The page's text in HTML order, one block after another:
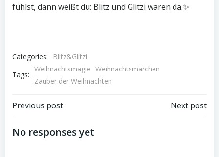
fühlst, dann weißt du: Blitz und Glitzi waren da.✨
Categories:
Blitz&Glitzi
Tags:
Weihnachtsmagie Weihnachtsmärchen
Zauber der Weihnachten
Post
navigation
Previous post Next post
No responses yet